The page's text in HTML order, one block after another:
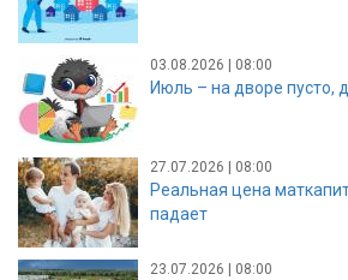
03.08.2026 | 08:00
Июль – на дворе пусто,
27.07.2026 | 08:00
Реальная цена
падает
23.07.2026 | 08:00